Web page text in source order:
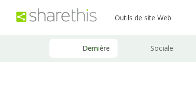
Outils de site Web
Dernière Sociale